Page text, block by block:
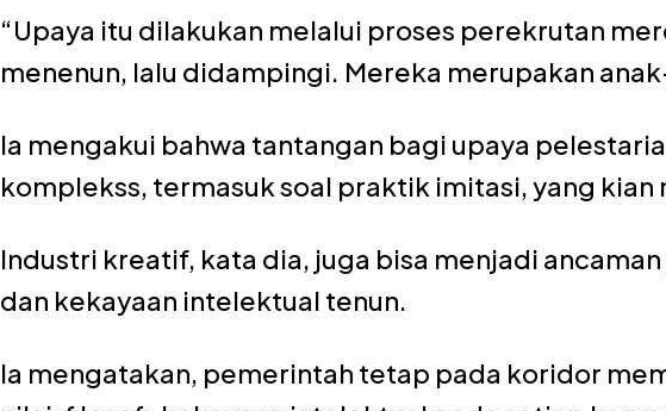
“Upaya itu dilakukan melalui proses perekrutan
menenun, lalu didampingi. Mereka merupakan
Ia mengakui bahwa tantangan bagi upaya
komplekss, termasuk soal praktik imitasi, yang kian
Industri kreatif, kata dia, juga bisa menjadi
dan kekayaan intelektual tenun.
Ia mengatakan, pemerintah tetap pada koridor